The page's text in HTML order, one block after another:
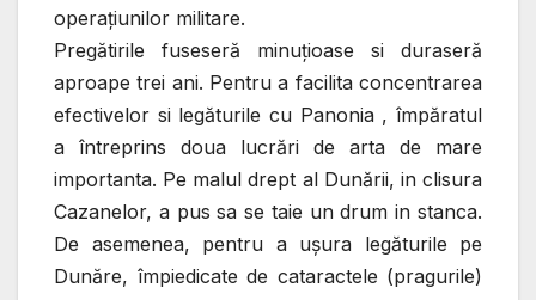
operaţiunilor militare.
Pregătirile fuseseră minuţioase si duraseră
aproape trei ani. Pentru a facilita concentrarea
efectivelor si legăturile cu Panonia , împăratul
a întreprins doua lucrări de arta de mare
importanta. Pe malul drept al Dunării, in clisura
Cazanelor, a pus sa se taie un drum in stanca.
De asemenea, pentru a uşura legăturile pe
Dunăre, împiedicate de cataractele (pragurile)